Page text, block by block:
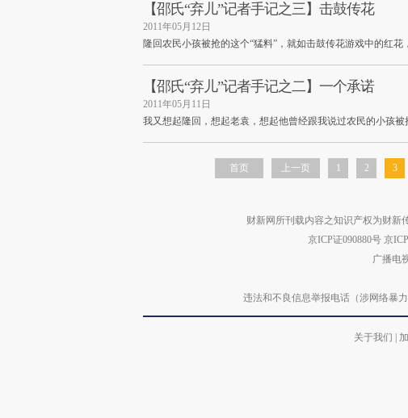
【邵氏“弃儿”记者手记之三】击鼓传花
2011年05月12日
隆回农民小孩被抢的这个“猛料”，就如击鼓传花游戏中的红
【邵氏“弃儿”记者手记之二】一个承诺
2011年05月11日
我又想起隆回，想起老袁，想起他曾经跟我说过农民的小孩
首页 上一页 1 2 3
财新网所刊载内容之知识产权为财新
京ICP证090880号 京
广播电
违法和不良信息举报电话（涉网络暴
关于我们